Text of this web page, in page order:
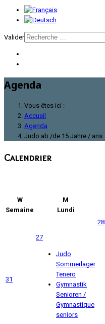
Valider
Agenda
Vous êtes ici :
Accueil
Agenda
Judo ab /de 15 Jahre / ans
Calendrier
W
Semaine
M
Lundi
31
27
Judo
Sommerlager
Tenero
Gymnastik
Senioren /
Gymnastique
seniors
28